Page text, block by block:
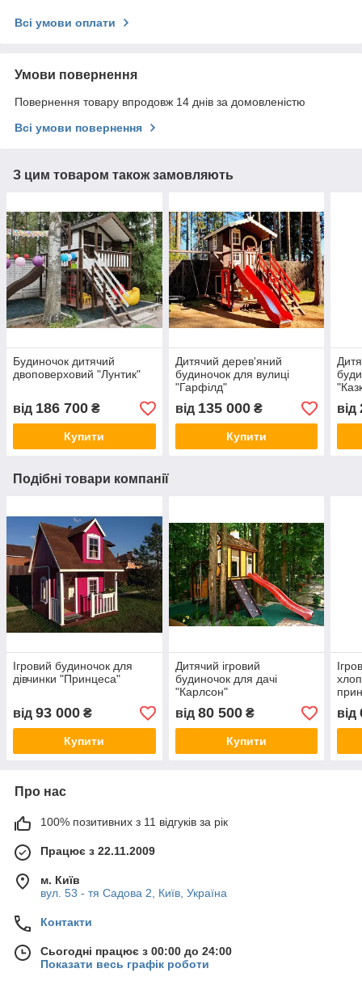
Всі умови оплати
Умови повернення
Повернення товару впродовж 14 днів за домовленістю
Всі умови повернення
З цим товаром також замовляють
Будиночок дитячий
двоповерховий "Лунтик"
від 186 700 ₴
Купити
Дитячий дерев'яний
будиночок для вулиці
"Гарфілд"
від 135 000₴
Купити
від
Подібні товари компанії
Ігровий будиночок для
дівчинки "Принцеса"
від 93 000 ₴
Купити
Дитячий ігровий
будиночок для дачі
"Карлсон"
від 80 500₴
Купити
від
Про нас
100% позитивних з 11 відгуків за рік
Працює з 22.11.2009
м. Київ
вул. 53 - тя Садова 2, Київ, Україна
Контакти
Сьогодні працює з 00:00 до 24:00
Показати весь графік роботи